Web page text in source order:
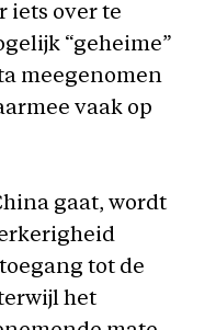
iets over te
“geheime”
meegenomen
vaak op
gaat, wordt
tot de
het